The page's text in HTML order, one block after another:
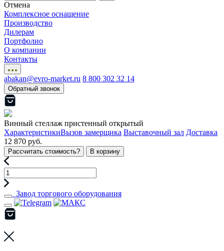
Отмена
Комплексное оснащение
Производство
Дилерам
Портфолио
О компании
Контакты
abakan@evro-market.ru 8 800 302 32 14
Обратный звонок
Винный стеллаж пристенный открытый
ХарактеристикиВызов замерщика Выставочный зал Доставка
12 870 руб.
Рассчитать стоимость? В корзину
Завод торгового оборудования